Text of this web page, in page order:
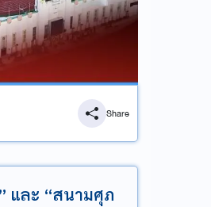
Share
และ “สนามศุภ